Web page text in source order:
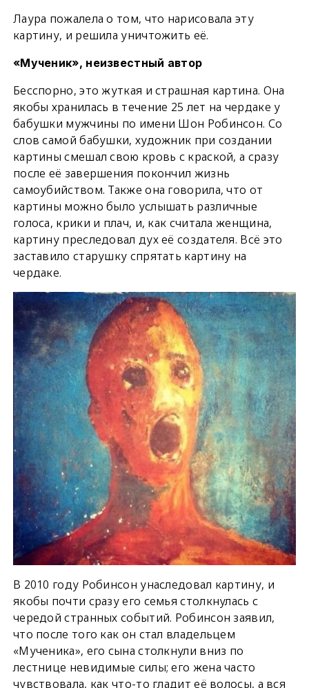
Лаура пожалела о том, что нарисовала эту
картину, и решила уничтожить её.
«Мученик», неизвестный автор
Бесспорно, это жуткая и страшная картина. Она
якобы хранилась в течение 25 лет на чердаке у
бабушки мужчины по имени Шон Робинсон. Со
слов самой бабушки, художник при создании
картины смешал свою кровь с краской, а сразу
после её завершения покончил жизнь
самоубийством. Также она говорила, что от
картины можно было услышать различные
голоса, крики и плач, и, как считала женщина,
картину преследовал дух её создателя. Всё это
заставило старушку спрятать картину на
чердаке.
В 2010 году Робинсон унаследовал картину, и
якобы почти сразу его семья столкнулась с
чередой странных событий. Робинсон заявил,
что после того как он стал владельцем
«Мученика», его сына столкнули вниз по
лестнице невидимые силы; его жена часто
чувствовала, как что-то гладит её волосы, а вся